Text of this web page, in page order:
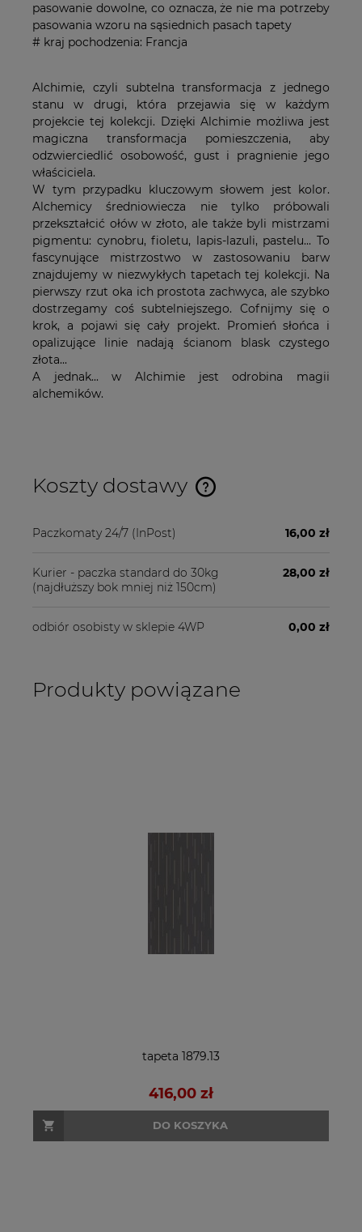
pasowanie dowolne, co oznacza, że nie ma potrzeby
pasowania wzoru na sąsiednich pasach tapety
# kraj pochodzenia: Francja
Alchimie, czyli subtelna transformacja z jednego
stanu w drugi, która przejawia się w każdym
projekcie tej kolekcji. Dzięki Alchimie możliwa jest
magiczna transformacja pomieszczenia, aby
odzwierciedlić osobowość, gust i pragnienie jego
właściciela.
W tym przypadku kluczowym słowem jest kolor.
Alchemicy średniowiecza nie tylko próbowali
przekształcić ołów w złoto, ale także byli mistrzami
pigmentu: cynobru, fioletu, lapis-lazuli, pastelu... To
fascynujące mistrzostwo w zastosowaniu barw
znajdujemy w niezwykłych tapetach tej kolekcji. Na
pierwszy rzut oka ich prostota zachwyca, ale szybko
dostrzegamy coś subtelniejszego. Cofnijmy się o
krok, a pojawi się cały projekt. Promień słońca i
opalizujące linie nadają ścianom blask czystego
złota...
A jednak... w Alchimie jest odrobina magii
alchemików.
Koszty dostawy
Cena nie zawiera ewentualnych kosztów płatności
Paczkomaty 24/7 (InPost) 16,00 zł
Kurier - paczka standard do 30kg
(najdłuższy bok mniej niż 150cm)
28,00 zł
odbiór osobisty w sklepie 4WP 0,00 zł
Produkty powiązane
tapeta 1879.13
416,00 zł
DO KOSZYKA